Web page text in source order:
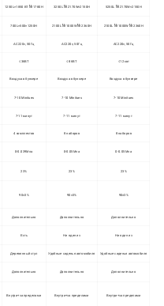
1250L×1850 ВТ № 1780H 3250L № 2170W×2150H 5250L № 2170W×2150H
700L×500×1250H 2100L № 1000W № 2360H 2100L № 1000W № 2360H
AC220v, 50Гц AC220v, 50Гц AC220v, 50Гц
≤3КВТ ≤8 КВТ ≤12 квт
Воздуха в бункере Воздуха в бункере Воздуха в бункере
7-10 Minitues 7-10 Minitues 7-10 Minitues
7-11 минут 7-11 минут 7-11 минут
4 комплектов 8 наборов 8 наборов
0-0.039Мпа 0-0.05Мпа 0-0.05Мпа
23% 23% 23%
90±3% 90±3% 90±3%
Дополнительно Дополнительно Дополнительно
Есть Ни один из Ни один из
Деревянный стул Удобные сиденья автомобиля Удобные сиденья автомобиля
Дополнительно Дополнительно Дополнительно
Внутри+за пределами Внутри+за пределами Внутри+за пределами